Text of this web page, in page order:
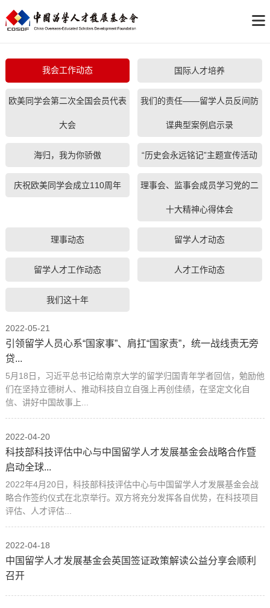
我会工作动态 国际人才培养
欧美同学会第二次全国会员代表
大会
我们的责任——留学人员反间防
谍典型案例启示录
海归，我为你骄傲 “历史会永远铭记”主题宣传活动
庆祝欧美同学会成立110周年 理事会、监事会成员学习党的二
十大精神心得体会
理事动态 留学人才动态
留学人才工作动态 人才工作动态
我们这十年
2022-05-21
引领留学人员心系“国家事”、肩扛“国家责”，统一战线责无旁
贷...
5月18日，习近平总书记给南京大学的留学归国青年学者回信，勉励他
们在坚持立德树人、推动科技自立自强上再创佳绩，在坚定文化自
信、讲好中国故事上...
2022-04-20
科技部科技评估中心与中国留学人才发展基金会战略合作暨
启动全球...
2022年4月20日，科技部科技评估中心与中国留学人才发展基金会战
略合作签约仪式在北京举行。双方将充分发挥各自优势，在科技项目
评估、人才评估...
2022-04-18
中国留学人才发展基金会英国签证政策解读公益分享会顺利
召开